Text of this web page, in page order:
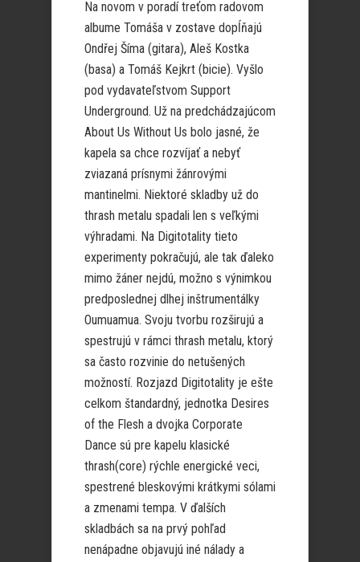
Na novom v poradí treťom radovom
albume Tomáša v zostave dopĺňajú
Ondřej Šíma (gitara), Aleš Kostka
(basa) a Tomáš Kejkrt (bicie). Vyšlo
pod vydavateľstvom Support
Underground. Už na predchádzajúcom
About Us Without Us bolo jasné, že
kapela sa chce rozvíjať a nebyť
zviazaná prísnymi žánrovými
mantinelmi. Niektoré skladby už do
thrash metalu spadali len s veľkými
výhradami. Na Digitotality tieto
experimenty pokračujú, ale tak ďaleko
mimo žáner nejdú, možno s výnimkou
predposlednej dlhej inštrumentálky
Oumuamua. Svoju tvorbu rozširujú a
spestrujú v rámci thrash metalu, ktorý
sa často rozvinie do netušených
možností. Rozjazd Digitotality je ešte
celkom štandardný, jednotka Desires
of the Flesh a dvojka Corporate
Dance sú pre kapelu klasické
thrash(core) rýchle energické veci,
spestrené bleskovými krátkymi sólami
a zmenami tempa. V ďalších
skladbách sa na prvý pohľad
nenápadne objavujú iné nálady a